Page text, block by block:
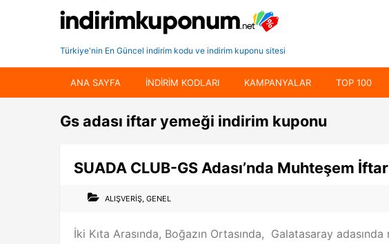
Türkiye'nin En Güncel indirim kodu ve indirim kuponu sitesi
ANA SAYFA INDIRIM KODLARI KAMPANYALAR TOP 100
Gs adası iftar yemeği indirim kuponu
SUADA CLUB-GS Adası’nda Muhteşem
ALIŞVERIŞ GENEL
İki Kıta Arasında, Boğazın Ortasında, Galatasaray